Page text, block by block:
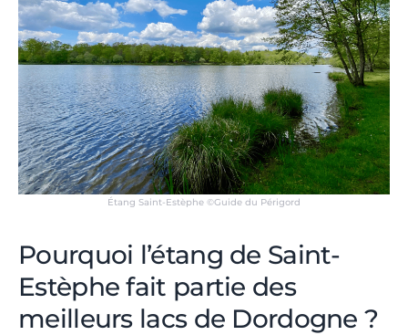
Étang Saint-Estèphe ©Guide du Périgord
Pourquoi l’étang de Saint-
Estèphe fait partie des
meilleurs lacs de Dordogne ?